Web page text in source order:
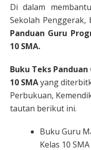
Di dalam
Sekolah
Panduan Guru
10 SMA.
Buku Teks
10 SMAyang
Perbukuan,
tautan berikut ini.
Buku Guru
Kelas 10 SMA